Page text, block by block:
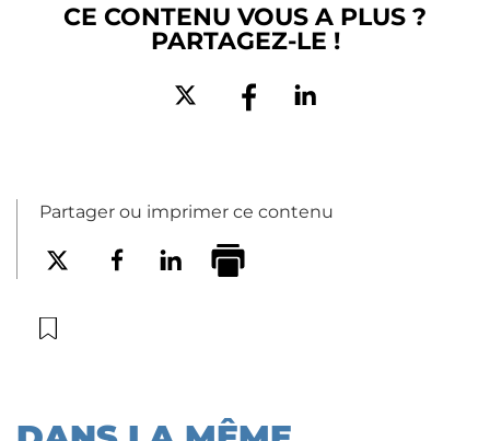
CE CONTENU VOUS A PLUS ?
PARTAGEZ-LE !
Partager ou imprimer ce contenu